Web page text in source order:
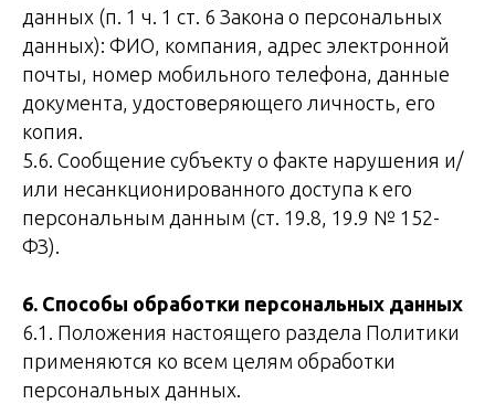
данных (п. 1 ч. 1 ст. 6 Закона о персональных
данных): ФИО, компания, адрес электронной
почты, номер мобильного телефона, данные
документа, удостоверяющего личность, его
копия.
5.6. Сообщение субъекту о факте нарушения и/
или несанкционированного доступа к его
персональным данным (ст. 19.8, 19.9 № 152-
ФЗ).
6. Способы обработки персональных данных
6.1. Положения настоящего раздела Политики
применяются ко всем целям обработки
персональных данных.